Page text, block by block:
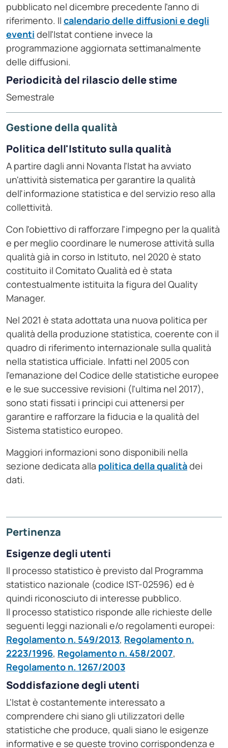
pubblicato nel dicembre precedente l'anno di
riferimento. Il calendario delle diffusioni e degli
eventi dell'Istat contiene invece la
programmazione aggiornata settimanalmente
delle diffusioni.
Periodicità del rilascio delle stime
Semestrale
Gestione della qualità
Politica dell'Istituto sulla qualità
A partire dagli anni Novanta l'Istat ha avviato
un'attività sistematica per garantire la qualità
dell'informazione statistica e del servizio reso alla
collettività.
Con l'obiettivo di rafforzare l'impegno per la qualità
e per meglio coordinare le numerose attività sulla
qualità già in corso in Istituto, nel 2020 è stato
costituito il Comitato Qualità ed è stata
contestualmente istituita la figura del Quality
Manager.
Nel 2021 è stata adottata una nuova politica per
qualità della produzione statistica, coerente con il
quadro di riferimento internazionale sulla qualità
nella statistica ufficiale. Infatti nel 2005 con
l'emanazione del Codice delle statistiche europee
e le sue successive revisioni (l'ultima nel 2017),
sono stati fissati i principi cui attenersi per
garantire e rafforzare la fiducia e la qualità del
Sistema statistico europeo.
Maggiori informazioni sono disponibili nella
sezione dedicata alla politica della qualitàdei
dati.
Pertinenza
Esigenze degli utenti
Il processo statistico è previsto dal Programma
statistico nazionale (codice IST-02596) ed è
quindi riconosciuto di interesse pubblico.
Il processo statistico risponde alle richieste delle
seguenti leggi nazionali e/o regolamenti europei:
Regolamento n. 549/2013, Regolamento n.
2223/1996, Regolamento n. 458/2007,
Regolamento n. 1267/2003
Soddisfazione degli utenti
L'Istat è costantemente interessato a
comprendere chi siano gli utilizzatori delle
statistiche che produce, quali siano le esigenze
informative e se queste trovino corrispondenza e